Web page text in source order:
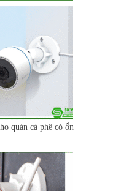
quán cà phê có ổn